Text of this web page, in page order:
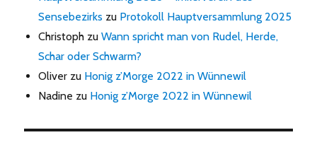
Sensebezirks zu Protokoll Hauptversammlung 2025
Christoph zuWann spricht man von Rudel, Herde,
Schar oder Schwarm?
Oliver zu Honig z’Morge 2022 in Wünnewil
Nadine zu Honig z’Morge 2022 in Wünnewil